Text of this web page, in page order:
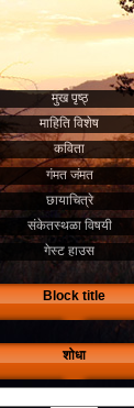
मुख पृष्ठ्‍
माहिति विशेष
कविता
गंमत जंमत
छायाचित्रे
संकेतस्थळा विषयी
गेस्ट हाउस
Block title
शोधा